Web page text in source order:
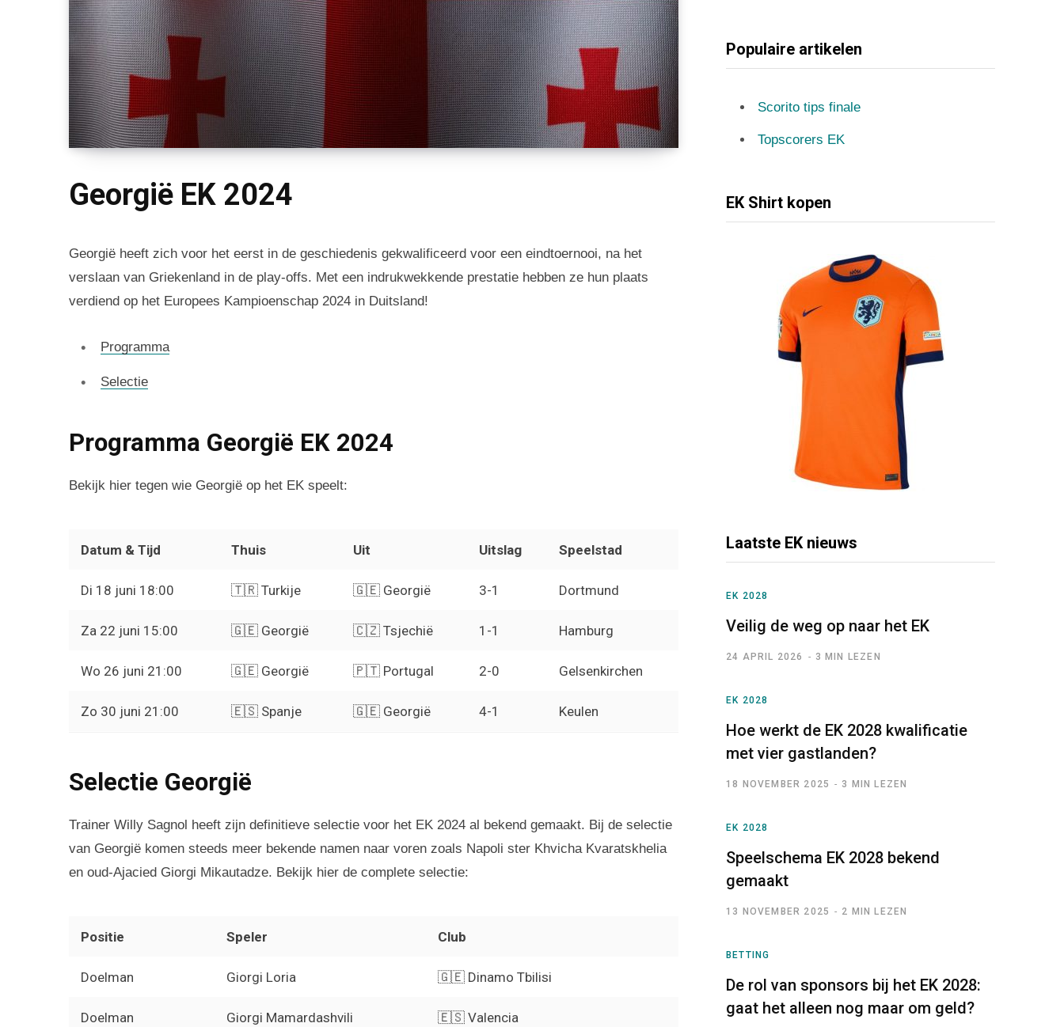
Georgië EK 2024
Georgië heeft zich voor het eerst in de geschiedenis gekwalificeerd voor een eindtoernooi, na het
verslaan van Griekenland in de play-offs. Met een indrukwekkende prestatie hebben ze hun plaats
verdiend op het Europees Kampioenschap 2024 in Duitsland!
Programma
Selectie
Programma Georgië EK 2024
Bekijk hier tegen wie Georgië op het EK speelt:
Datum & Tijd Thuis Uit Uitslag Speelstad
Di 18 juni 18:00 🇹🇷 Turkije 🇬🇪 Georgië 3-1 Dortmund
Za 22 juni 15:00 🇬🇪 Georgië 🇨🇿 Tsjechië 1-1 Hamburg
Wo 26 juni 21:00 🇬🇪 Georgië 🇵🇹 Portugal 2-0 Gelsenkirchen
Zo 30 juni 21:00 🇪🇸 Spanje 🇬🇪 Georgië 4-1 Keulen
Selectie Georgië
Trainer Willy Sagnol heeft zijn definitieve selectie voor het EK 2024 al bekend gemaakt. Bij de selectie
van Georgië komen steeds meer bekende namen naar voren zoals Napoli ster Khvicha Kvaratskhelia
en oud-Ajacied Giorgi Mikautadze. Bekijk hier de complete selectie:
Positie Speler Club
Doelman Giorgi Loria 🇬🇪 Dinamo Tbilisi
Doelman Giorgi Mamardashvili 🇪🇸 Valencia
Populaire artikelen
Scorito tips finale
Topscorers EK
EK Shirt kopen
Laatste EK nieuws
EK 2028
Veilig de weg op naar het EK
24 APRIL 2026 3 MIN LEZEN
EK 2028
Hoe werkt de EK 2028 kwalificatie
met vier gastlanden?
18 NOVEMBER 2025 3 MIN LEZEN
EK 2028
Speelschema EK 2028 bekend
gemaakt
13 NOVEMBER 2025 2 MIN LEZEN
BETTING
De rol van sponsors bij het EK 2028:
gaat het alleen nog maar om geld?